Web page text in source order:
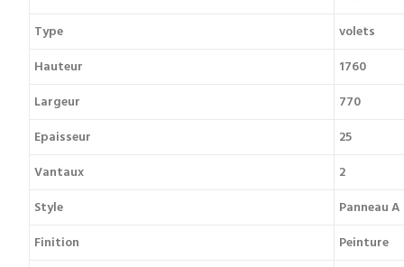
Type
volets
Hauteur
1760
Largeur
770
Epaisseur
25
Vantaux
2
Style
Panneau A
Finition
Peinture